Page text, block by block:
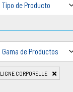
Tipo de Producto
Gama de Productos
LIGNE CORPORELLE